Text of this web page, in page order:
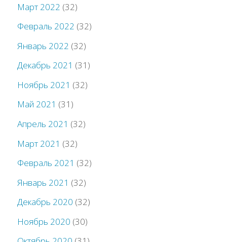
Март 2022 (32)
Февраль 2022 (32)
Январь 2022 (32)
Декабрь 2021 (31)
Ноябрь 2021 (32)
Май 2021 (31)
Апрель 2021 (32)
Март 2021 (32)
Февраль 2021 (32)
Январь 2021 (32)
Декабрь 2020 (32)
Ноябрь 2020 (30)